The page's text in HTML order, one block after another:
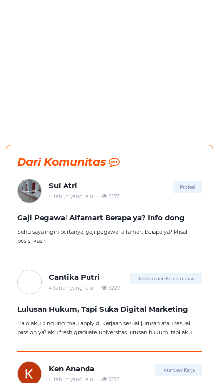
Dari Komunitas
Sul Atri Profesi
4 tahun yang lalu . 8217
Gaji Pegawai Alfamart Berapa ya? Info dong
Suhu saya ingin bertanya, gaji pegawai alfamart berapa ya? Misal
posisi kasir.
Cantika Putri Keahlian dan Kemampuan
4 tahun yang lalu . 5227
Lulusan Hukum, Tapi Suka Digital Marketing
Halo aku bingung mau apply di kerjaan sesuai jurusan atau sesuai
passion ya? aku fresh graduate universitas jurusan hukum, tapi aku
Ken Ananda Interview Kerja
4 tahun yang lalu . 5212